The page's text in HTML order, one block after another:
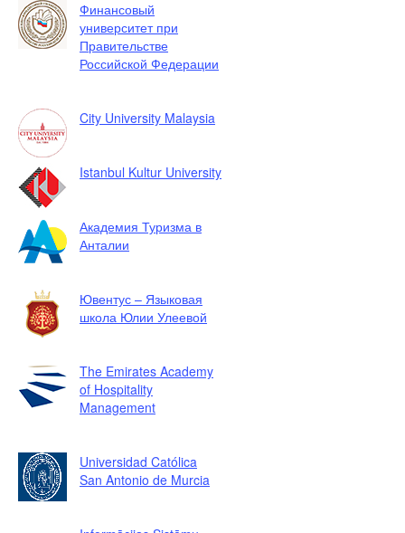
Финансовый
университет при
Правительстве
Российской Федерации
City University Malaysia
Istanbul Kultur University
Академия Туризма в
Анталии
Ювентус – Языковая
школа Юлии Улеевой
The Emirates Academy
of Hospitality
Management
Universidad Católica
San Antonio de Murcia